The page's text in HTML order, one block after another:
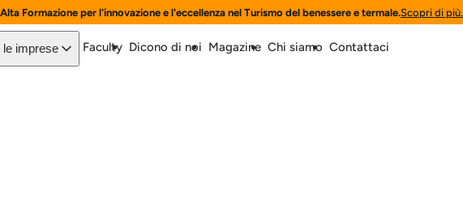
Formazione per l'innovazione e l'eccellenza nel Turismo del benessere e termale.Scopri di più.
le imprese Faculty Dicono di noi Magazine Chi siamo Contattaci